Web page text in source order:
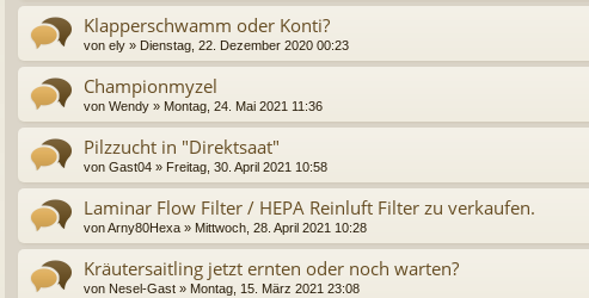
Klapperschwamm oder Konti?
von ely » Dienstag, 22. Dezember 2020 00:23
Championmyzel
von Wendy » Montag, 24. Mai 2021 11:36
Pilzzucht in "Direktsaat"
von Gast04 » Freitag, 30. April 2021 10:58
Laminar Flow Filter / HEPA Reinluft Filter zu verkaufen.
vonArny80Hexa » Mittwoch, 28. April 2021 10:28
Kräutersaitling jetzt ernten oder noch warten?
von Nesel-Gast » Montag, 15. März 2021 23:08